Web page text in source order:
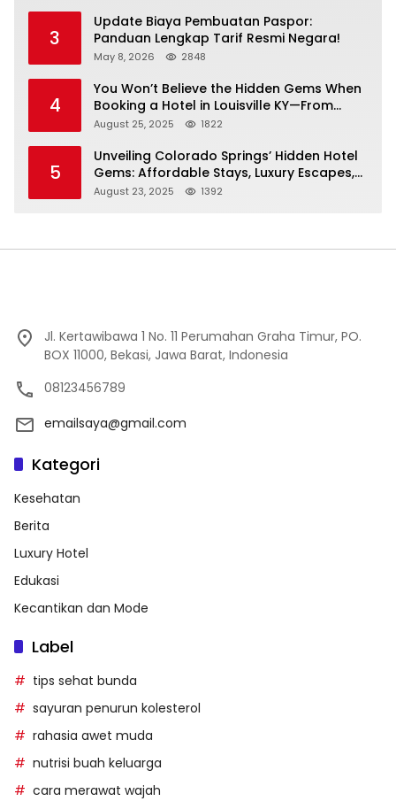
3
Update Biaya Pembuatan Paspor:
Panduan Lengkap Tarif Resmi Negara!
May 8, 2026 2848
4
You Won’t Believe the Hidden Gems When
Booking a Hotel in Louisville KY—From
Cheap to Luxe!
August 25, 2025 1822
5
Unveiling Colorado Springs’ Hidden Hotel
Gems: Affordable Stays, Luxury Escapes,
and Everything In Between!
August 23, 2025 1392
Jl. Kertawibawa 1 No. 11 Perumahan Graha Timur, PO.
BOX 11000, Bekasi, Jawa Barat, Indonesia
08123456789
emailsaya@gmail.com
Kategori
Kesehatan
Berita
Luxury Hotel
Edukasi
Kecantikan dan Mode
Label
tips sehat bunda
sayuran penurun kolesterol
rahasia awet muda
nutrisi buah keluarga
cara merawat wajah